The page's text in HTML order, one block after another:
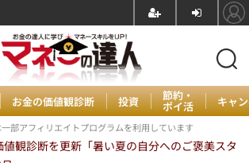
お金の価値観診断 投資 節約・
ポイ活 キャ
部アフィリエイトプログラムを利用しています
値観診断を更新「暑い夏の自分へのご褒美スタ